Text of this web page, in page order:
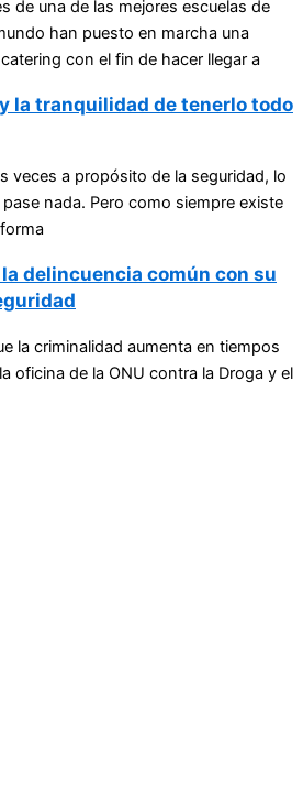
de una de las mejores escuelas de
han puesto en marcha una
con el fin de hacer llegar a
la tranquilidad de tenerlo todo
veces a propósito de la seguridad, lo
nada. Pero como siempre existe
la delincuencia común con su
la criminalidad aumenta en tiempos
oficina de la ONU contra la Droga y el